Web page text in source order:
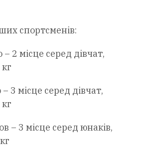
спортсменів:
2 місце серед дівчат,
3 місце серед дівчат,
– 3 місце серед юнаків,